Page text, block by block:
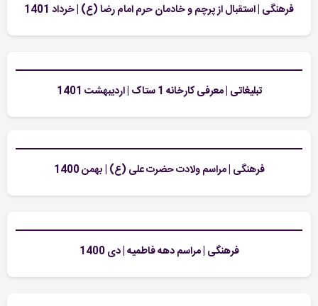
فرهنگی | استقبال از پرچم و خادمان حرم امام رضا (ع) | خرداد 1401
تبلیغاتی | معرفی کارخانه 1 ستاک | اردیبهشت 1401
فرهنگی | مراسم ولادت حضرت علی (ع) | بهمن 1400
فرهنگی | مراسم دهه فاطمیه | دی 1400